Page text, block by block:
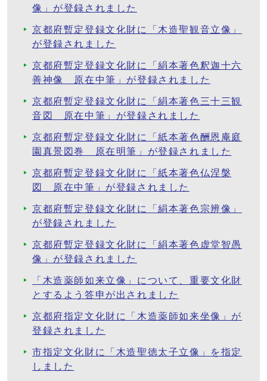
像」が登録されました
京都府暫定登録文化財に「木造聖観音立像」
が登録されました
京都府暫定登録文化財に「絹本著色釈迦十六
善神像 原在中筆」が登録されました
京都府暫定登録文化財に「絹本著色三十三観
音図 原在中筆」が登録されました
京都府暫定登録文化財に「紙本著色酬恩庵庭
園真景図巻 原在明筆」が登録されました
京都府暫定登録文化財に「紙本著色仏涅槃
図 原在中筆」が登録されました
京都府暫定登録文化財に「絹本著色宗辨像」
が登録されました
京都府暫定登録文化財に「絹本著色虚堂智愚
像」が登録されました
「木造薬師如来立像」について、重要文化財
とするよう答申が出されました
京都府指定文化財に「木造薬師如来坐像」が
登録されました
市指定文化財に「木造聖徳太子立像」を指定
しました